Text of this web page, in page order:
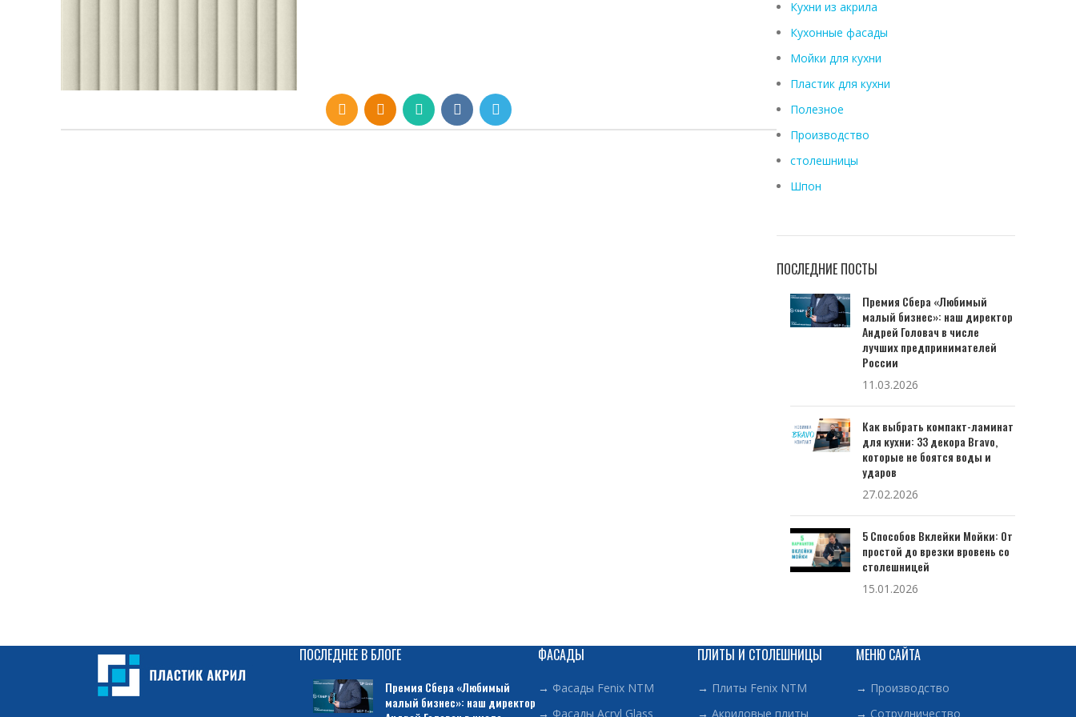
Кухни из акрила
Кухонные фасады
Мойки для кухни
Пластик для кухни
Полезное
Производство
столешницы
Шпон
ПОСЛЕДНИЕ ПОСТЫ
Премия Сбера «Любимый
малый бизнес»: наш директор
Андрей Головач в числе
лучших предпринимателей
России
11.03.2026
Как выбрать компакт-ламинат
для кухни: 33 декора Bravo,
которые не боятся воды и
ударов
27.02.2026
5 Способов Вклейки Мойки: От
простой до врезки вровень со
столешницей
15.01.2026
ПОСЛЕДНЕЕ В БЛОГЕ
Премия Сбера «Любимый
малый бизнес»: наш директор
ФАСАДЫ
→ Фасады Fenix NTM
→ Фасады Acryl Glass
ПЛИТЫ И СТОЛЕШНИЦЫ
→ Плиты Fenix NTM
→ Акриловые плиты
МЕНЮ САЙТА
→ Производство
→ Сотрудничество